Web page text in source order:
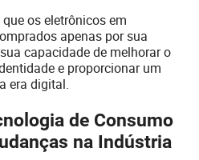
os eletrônicos em
apenas por sua
capacidade de melhorar o
e proporcionar um
era digital.
de Consumo
na Indústria